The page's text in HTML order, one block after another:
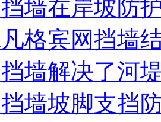
墙在岸坡防
格宾网挡墙
墙解决了河
墙坡脚支挡